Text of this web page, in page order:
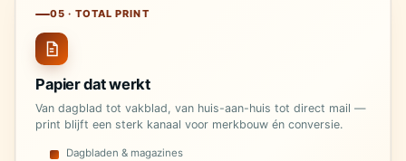
05 · TOTAL PRINT
Papier dat werkt
Van dagblad tot vakblad, van huis-aan-huis tot direct mail —
print blijft een sterk kanaal voor merkbouw én conversie.
Dagbladen & magazines